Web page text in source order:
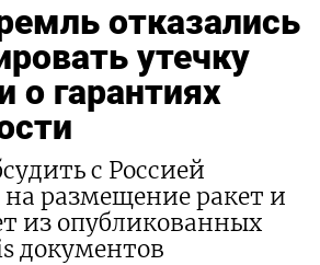
отказались
утечку
о гарантиях
с Россией
размещение ракет и
из опубликованных
документов